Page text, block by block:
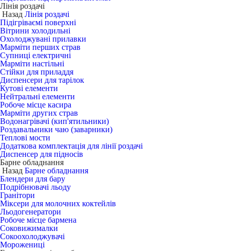
Лінія роздачі
Назад Лінія роздачі
Підігріваємі поверхні
Вітрини холодильні
Охолоджувані прилавки
Марміти перших страв
Супниці електричні
Марміти настільні
Стійки для приладдя
Диспенсери для тарілок
Кутові елементи
Нейтральні елементи
Робоче місце касира
Марміти других страв
Водонагрівачі (кип'ятильники)
Роздавальники чаю (заварники)
Теплові мости
Додаткова комплектація для лінії роздачі
Диспенсер для підносів
Барне обладнання
Назад Барне обладнання
Блендери для бару
Подрібнювачі льоду
Гранітори
Міксери для молочних коктейлів
Льодогенератори
Робоче місце бармена
Соковижималки
Сокоохолоджувачі
Морожениці